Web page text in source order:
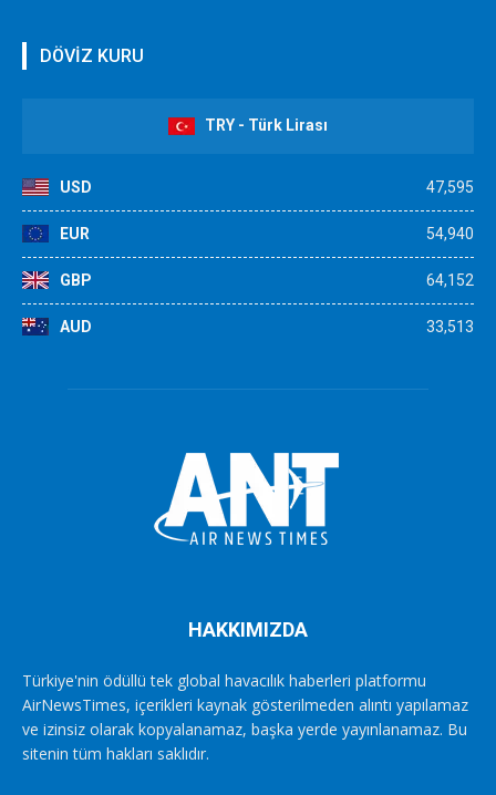
DÖVİZ KURU
TRY - Türk Lirası
USD 47,595
EUR 54,940
GBP 64,152
AUD 33,513
HAKKIMIZDA
Türkiye'nin ödüllü tek global havacılık haberleri platformu
AirNewsTimes, içerikleri kaynak gösterilmeden alıntı yapılamaz
ve izinsiz olarak kopyalanamaz, başka yerde yayınlanamaz. Bu
sitenin tüm hakları saklıdır.